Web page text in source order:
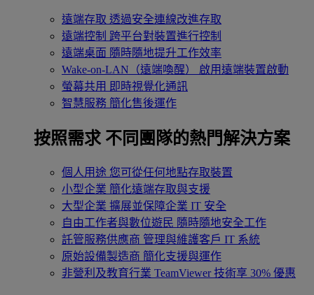
遠端存取 透過安全連線改進存取
遠端控制 跨平台對裝置進行控制
遠端桌面 隨時隨地提升工作效率
Wake-on-LAN（遠端喚醒）
啟用遠端裝置啟動
螢幕共用 即時視覺化通訊
智慧服務 簡化售後運作
按照需求 不同團隊的熱門解決方案
個人用途 您可從任何地點存取裝置
小型企業 簡化遠端存取與支援
大型企業 擴展並保障企業 IT 安全
自由工作者與數位遊民 隨時隨地安全工作
託管服務供應商 管理與維護客戶 IT 系統
原始設備製造商 簡化支援與運作
非營利及教育行業 TeamViewer 技術享 30% 優惠